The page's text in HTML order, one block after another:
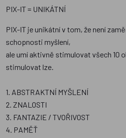
PIX-IT = UNIKÁTNÍ
PIX-IT je unikátní v tom, že není
schopnosti myšlení,
ale umí aktivně stimulovat všech 10
stimulovat lze.
1. ABSTRAKTNÍ MYŠLENÍ
2. ZNALOSTI
3. FANTAZIE / TVOŘIVOST
4. PAMĚŤ